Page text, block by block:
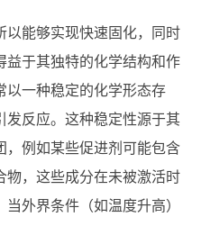
以能够实现快速固化，同时
益于其独特的化学结构和作
以一种稳定的化学形态存
发反应。这种稳定性源于其
，例如某些促进剂可能包含
物，这些成分在未被激活时
外界条件（如温度升高）